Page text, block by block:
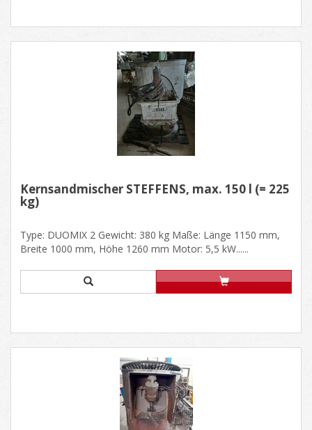
Kernsandmischer STEFFENS, max. 150 l (= 225
kg)
Type: DUOMIX 2 Gewicht: 380 kg Maße: Länge 1150 mm,
Breite 1000 mm, Höhe 1260 mm Motor: 5,5 kW......